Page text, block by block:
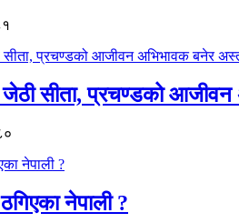
सीता, प्रचण्डको
ठगिएका नेपाली ?